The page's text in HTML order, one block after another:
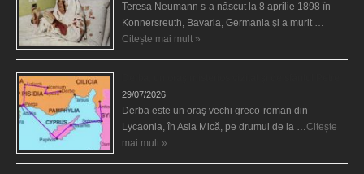
Teresa Neumann s-a născut la 8 aprilie 1898 în
Konnersreuth, Bavaria, Germania şi a murit …
Citește mai mult »
29/07/2026
Derba este un oraş vechi greco-roman din
Lycaonia, în Asia Mică, pe drumul de la …Citește
mai mult »